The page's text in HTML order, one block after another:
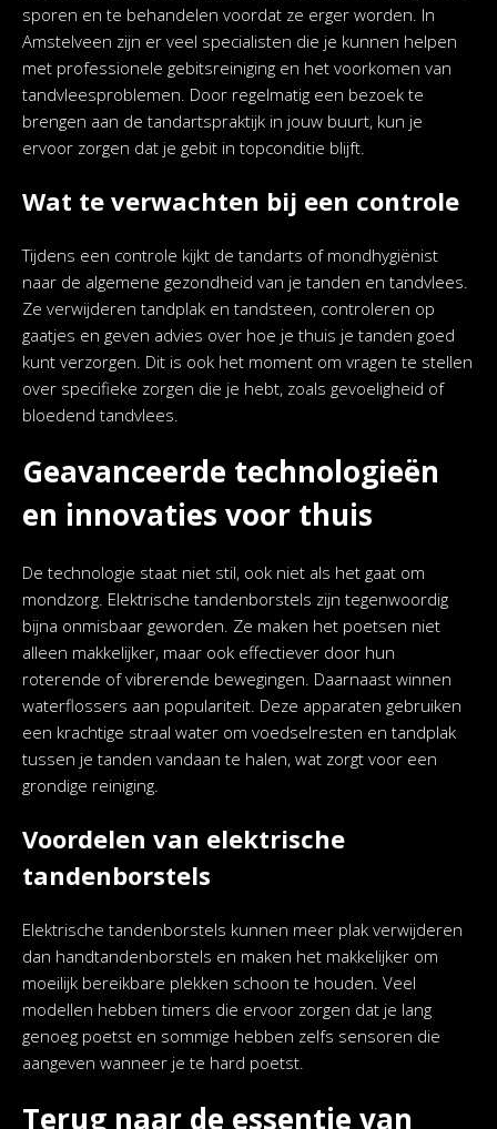
sporen en te behandelen voordat ze erger worden. In
Amstelveen zijn er veel specialisten die je kunnen helpen
met professionele gebitsreiniging en het voorkomen van
tandvleesproblemen. Door regelmatig een bezoek te
brengen aan de tandartspraktijk in jouw buurt, kun je
ervoor zorgen dat je gebit in topconditie blijft.
Wat te verwachten bij een controle
Tijdens een controle kijkt de tandarts of mondhygiënist
naar de algemene gezondheid van je tanden en tandvlees.
Ze verwijderen tandplak en tandsteen, controleren op
gaatjes en geven advies over hoe je thuis je tanden goed
kunt verzorgen. Dit is ook het moment om vragen te stellen
over specifieke zorgen die je hebt, zoals gevoeligheid of
bloedend tandvlees.
Geavanceerde technologieën
en innovaties voor thuis
De technologie staat niet stil, ook niet als het gaat om
mondzorg. Elektrische tandenborstels zijn tegenwoordig
bijna onmisbaar geworden. Ze maken het poetsen niet
alleen makkelijker, maar ook effectiever door hun
roterende of vibrerende bewegingen. Daarnaast winnen
waterflossers aan populariteit. Deze apparaten gebruiken
een krachtige straal water om voedselresten en tandplak
tussen je tanden vandaan te halen, wat zorgt voor een
grondige reiniging.
Voordelen van elektrische
tandenborstels
Elektrische tandenborstels kunnen meer plak verwijderen
dan handtandenborstels en maken het makkelijker om
moeilijk bereikbare plekken schoon te houden. Veel
modellen hebben timers die ervoor zorgen dat je lang
genoeg poetst en sommige hebben zelfs sensoren die
aangeven wanneer je te hard poetst.
Terug naar de essentie van